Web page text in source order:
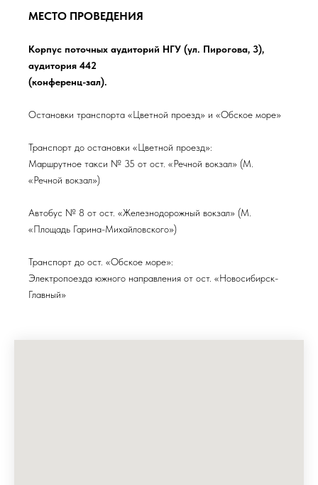
МЕСТО ПРОВЕДЕНИЯ
Корпус поточных аудиторий НГУ (ул. Пирогова, 3),
аудитория 442
(конференц-зал).
Остановки транспорта «Цветной проезд» и «Обское море»
Транспорт до остановки «Цветной проезд»:
Маршрутное такси № 35 от ост. «Речной вокзал» (М.
«Речной вокзал»)
Автобус № 8 от ост. «Железнодорожный вокзал» (М.
«Площадь Гарина-Михайловского»)
Транспорт до ост. «Обское море»:
Электропоезда южного направления от ост. «Новосибирск-
Главный»